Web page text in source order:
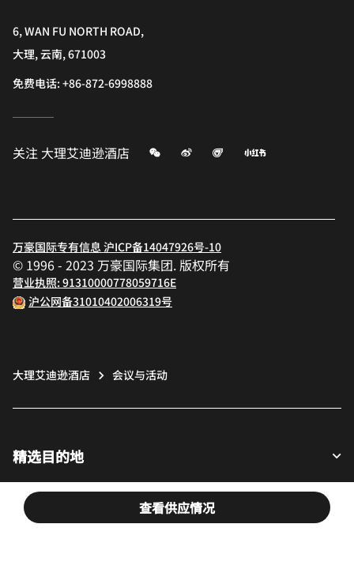
查看供应情况
6, WAN FU NORTH ROAD,
大理, 云南, 671003
免费电话:+86-872-6998888
关注 大理艾迪逊酒店 微信 微博 飞猪 小红书
万豪国际专有信息 沪ICP备14047926号-10
© 1996 - 2023 万豪国际集团. 版权所有
营业执照: 91310000778059716E
沪公网备31010402006319号
大理艾迪逊酒店 会议与活动
精选目的地
宾客适用